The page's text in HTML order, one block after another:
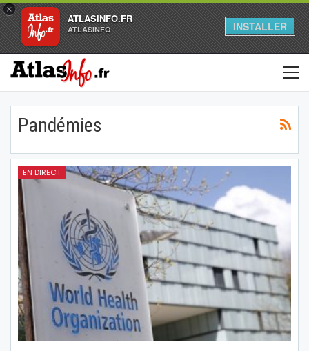
×
ATLASINFO.FR
ATLASINFO INSTALLER
Pandémies
EN DIRECT